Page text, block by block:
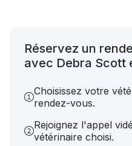
Réservez un
avec Debra Scott
Choisissez votre
rendez-vous.
Rejoignez l'appel
vétérinaire choisi.